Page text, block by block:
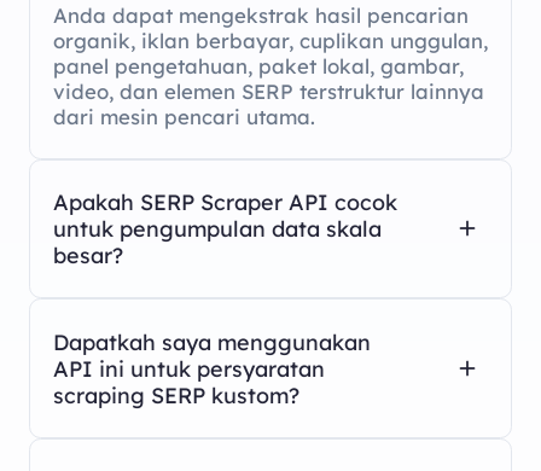
Anda dapat mengekstrak hasil pencarian
organik, iklan berbayar, cuplikan unggulan,
panel pengetahuan, paket lokal, gambar,
video, dan elemen SERP terstruktur lainnya
dari mesin pencari utama.
Apakah SERP Scraper API cocok
untuk pengumpulan data skala
besar?
Dapatkah saya menggunakan
API ini untuk persyaratan
scraping SERP kustom?